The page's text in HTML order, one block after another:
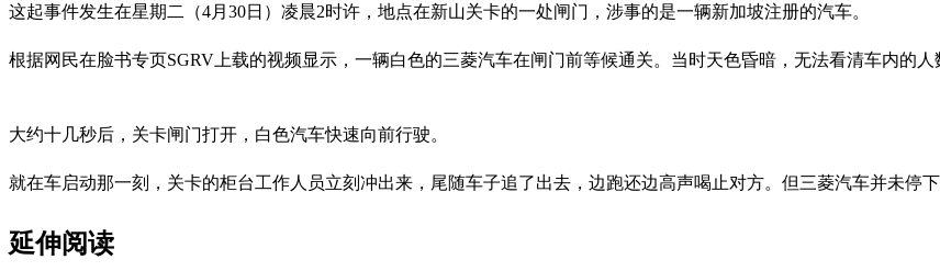
这起事件发生在星期二（4月30日）凌晨2时许，地点在新山关卡的一处闸门，涉事的是一辆新加坡注册的汽车。
根据网民在脸书专页SGRV上载的视频显示，一辆白色的三菱汽车在闸门前等候通关。当时天色昏暗，无法看清车内的人
大约十几秒后，关卡闸门打开，白色汽车快速向前行驶。
就在车启动那一刻，关卡的柜台工作人员立刻冲出来，尾随车子追了出去，边跑还边高声喝止对方。但三菱汽车并未
延伸阅读